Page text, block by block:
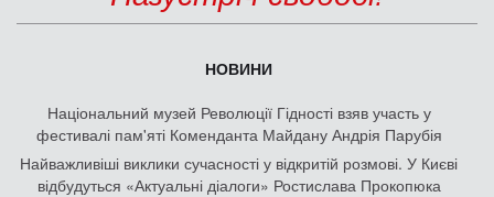
НОВИНИ
Національний музей Революції Гідності взяв участь у
фестивалі пам'яті Коменданта Майдану Андрія Парубія
Найважливіші виклики сучасності у відкритій розмові. У Києві
відбудуться «Актуальні діалоги» Ростислава Прокопюка